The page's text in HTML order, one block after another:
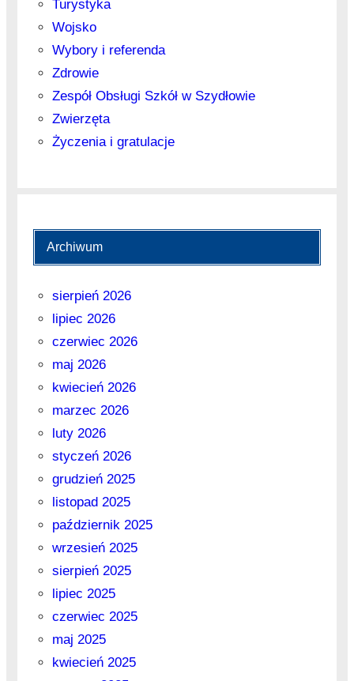
Turystyka
Wojsko
Wybory i referenda
Zdrowie
Zespół Obsługi Szkół w Szydłowie
Zwierzęta
Życzenia i gratulacje
Archiwum
sierpień 2026
lipiec 2026
czerwiec 2026
maj 2026
kwiecień 2026
marzec 2026
luty 2026
styczeń 2026
grudzień 2025
listopad 2025
październik 2025
wrzesień 2025
sierpień 2025
lipiec 2025
czerwiec 2025
maj 2025
kwiecień 2025